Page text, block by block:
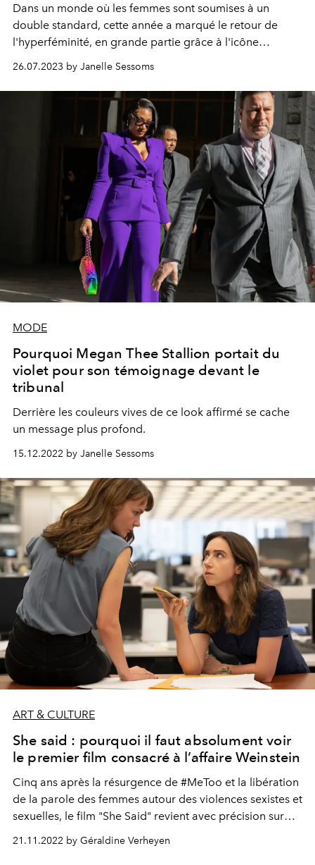
Dans un monde où les femmes sont soumises à un
double standard, cette année a marqué le retour de
l'hyperféminité, en grande partie grâce à l'icône
26.07.2023 by Janelle Sessoms
MODE
Pourquoi Megan Thee Stallion portait du
violet pour son témoignage devant le
tribunal
Derrière les couleurs vives de ce look affirmé se cache
un message plus profond.
15.12.2022 by Janelle Sessoms
ART & CULTURE
She said : pourquoi il faut absolument voir
le premier film consacré à l’affaire Weinstein
Cinq ans après la résurgence de #MeToo et la libération
de la parole des femmes autour des violences sexistes et
sexuelles, le film "She Said" revient avec précision sur
"New York Times", et ayant permis le déclenchement
21.11.2022 by Géraldine Verheyen